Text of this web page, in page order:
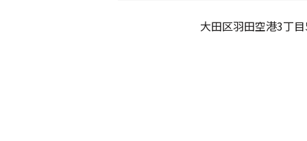
大田区羽田空港3丁